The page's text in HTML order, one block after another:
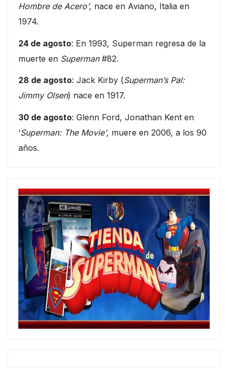
Hombre de Acero’, nace en Aviano, Italia en
1974.
24 de agosto: En 1993, Superman regresa de la
muerte en Superman#82.
28 de agosto: Jack Kirby (Superman’s Pal:
Jimmy Olsen) nace en 1917.
30 de agosto: Glenn Ford, Jonathan Kent en
‘Superman: The Movie’, muere en 2006, a los 90
años.